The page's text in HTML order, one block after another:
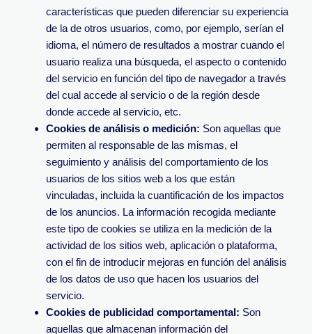
características que pueden diferenciar su experiencia
de la de otros usuarios, como, por ejemplo, serían el
idioma, el número de resultados a mostrar cuando el
usuario realiza una búsqueda, el aspecto o contenido
del servicio en función del tipo de navegador a través
del cual accede al servicio o de la región desde
donde accede al servicio, etc.
Cookies de análisis o medición: Son aquellas que
permiten al responsable de las mismas, el
seguimiento y análisis del comportamiento de los
usuarios de los sitios web a los que están
vinculadas, incluida la cuantificación de los impactos
de los anuncios. La información recogida mediante
este tipo de cookies se utiliza en la medición de la
actividad de los sitios web, aplicación o plataforma,
con el fin de introducir mejoras en función del análisis
de los datos de uso que hacen los usuarios del
servicio.
Cookies de publicidad comportamental: Son
aquellas que almacenan información del